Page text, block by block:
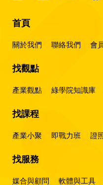
首頁
關於我們 聯絡我們 會
找觀點
產業觀點 綠學院知識庫
找課程
產業小聚 即戰力班 證
找服務
媒合與顧問 軟體與工具